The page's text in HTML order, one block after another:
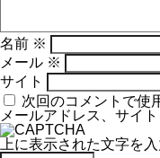
名前 ※
メール ※
サイト
次回のコメントで使
メールアドレス、サイト
上に表示された文字を